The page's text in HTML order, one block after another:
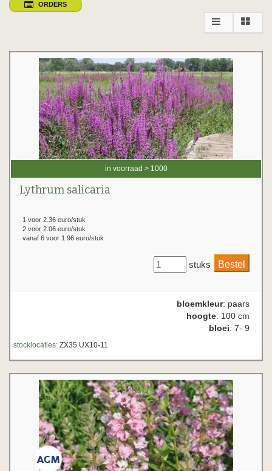
ORDERS
in voorraad > 1000
Lythrum salicaria
1 voor 2.36 euro/stuk
2 voor 2.06 euro/stuk
vanaf 6 voor 1.96 euro/stuk
stuks
bloemkleur: paars
hoogte: 100 cm
bloei: 7- 9
stocklocaties: ZX35 UX10-11